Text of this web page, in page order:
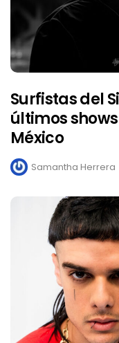
Surfistas del
últimos
México
Samantha Herrera